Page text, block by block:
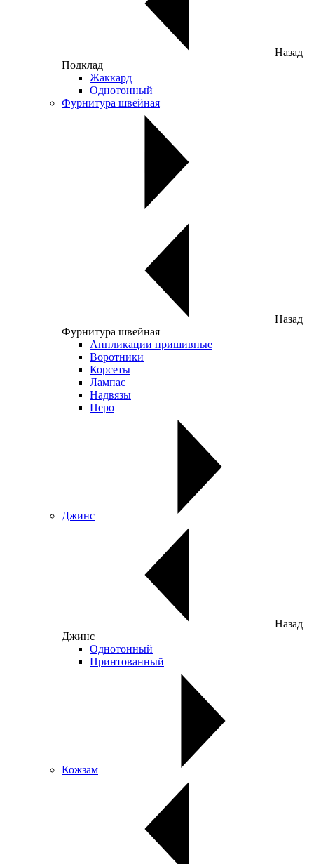
Назад
Подклад
Жаккард
Однотонный
Фурнитура швейная
Назад
Фурнитура швейная
Аппликации пришивные
Воротники
Корсеты
Лампас
Надвязы
Перо
Джинс
Назад
Джинс
Однотонный
Принтованный
Кожзам